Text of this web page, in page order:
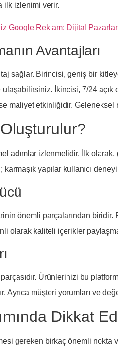
ilk izlenimi verir.
Google Reklam: Dijital
Avantajları
sağlar. Birincisi, geniş bir
İkincisi, 7/24
maliyet etkinliğidir.
adımlar izlenmelidir. İlk
karmaşık yapılar kullanıcı
önemli parçalarından biridir.
olarak kaliteli içerikler
Ürünlerinizi bu
Ayrıca müşteri yorumları ve
Dikkat
gereken birkaç önemli